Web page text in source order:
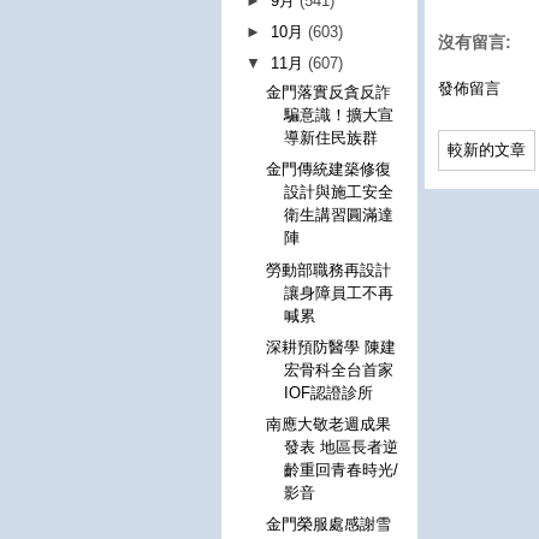
沒有留言:
發佈留言
較新的文章
► 10月(603)
▼ 11月(607)
金門落實反貪反詐
騙意識！擴大宣
導新住民族群
金門傳統建築修復
設計與施工安全
衛生講習圓滿達
陣
勞動部職務再設計
讓身障員工不再
喊累
深耕預防醫學 陳建
宏骨科全台首家
IOF認證診所
南應大敬老週成果
發表 地區長者逆
齡重回青春時光/
影音
金門榮服處感謝雪